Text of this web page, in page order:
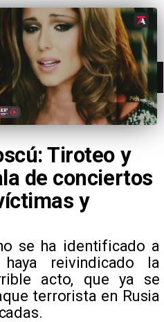
CULTURA
Tiroteo y
de conciertos
y
se ha identificado a
reivindicado la
acto, que ya se
terrorista en Rusia